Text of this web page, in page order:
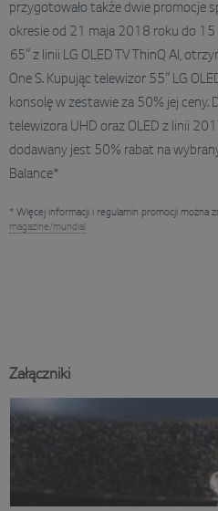
przygotowało także dwie promocje
okresie od 21 maja 2018 roku do
65” z linii LG OLED TV ThinQ AI,
One S. Kupując telewizor 55” LG
konsolę w zestawie za 50% jej ceny.
telewizora UHD oraz OLED z linii
dodawany jest 50% rabat na
Balance*
* Więcej informacji i regulamin promocji można
magazine/mundial
Załączniki